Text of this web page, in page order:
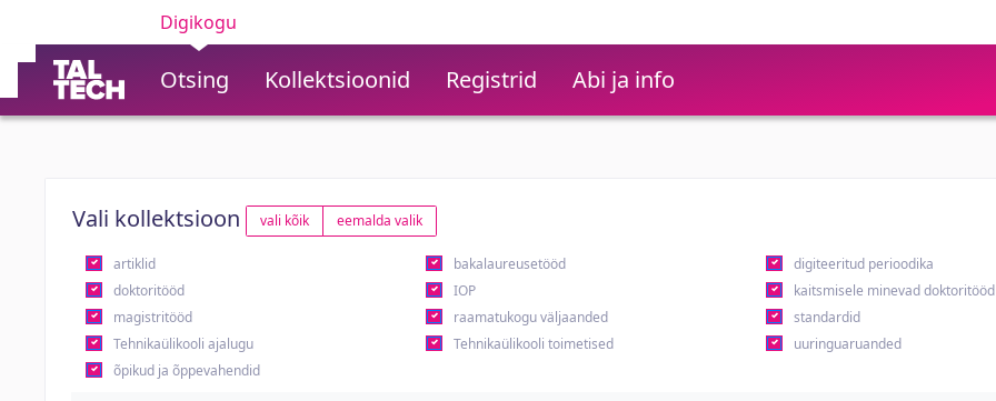
Digikogu
Otsing Kollektsioonid Registrid Abi ja info
Vali kollektsioon vali kõik eemalda valik
artiklid bakalaureusetööd
digiteeritud perioodika
doktoritööd
IOP
kaitsmisele minevad doktoritööd
magistritööd
raamatukogu väljaanded
standardid
Tehnikaülikooli ajalugu
Tehnikaülikooli toimetised
uuringuaruanded
õpikud ja õppevahendid